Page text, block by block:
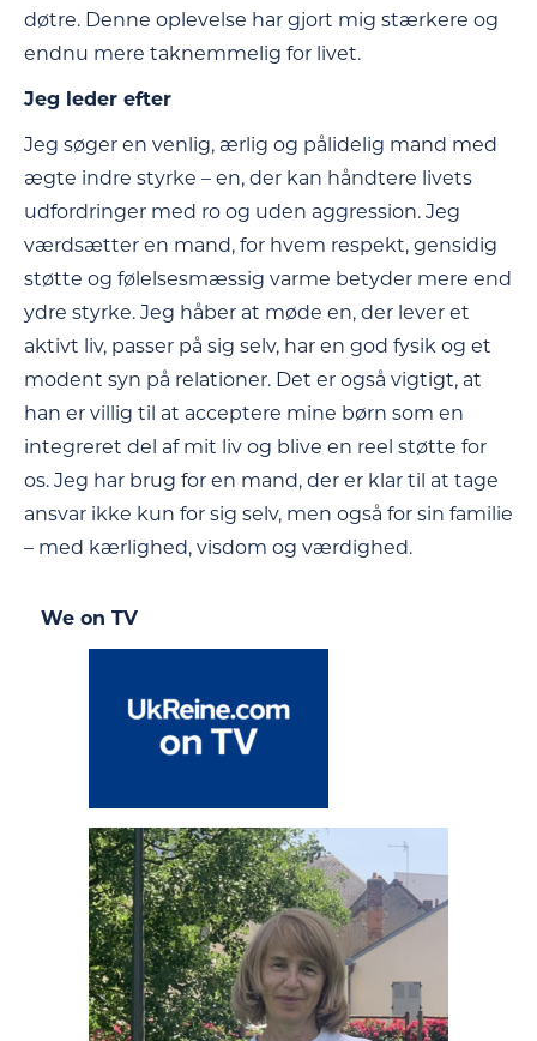
døtre. Denne oplevelse har gjort mig stærkere og
endnu mere taknemmelig for livet.
Jeg leder efter
Jeg søger en venlig, ærlig og pålidelig mand med
ægte indre styrke – en, der kan håndtere livets
udfordringer med ro og uden aggression. Jeg
værdsætter en mand, for hvem respekt, gensidig
støtte og følelsesmæssig varme betyder mere end
ydre styrke. Jeg håber at møde en, der lever et
aktivt liv, passer på sig selv, har en god fysik og et
modent syn på relationer. Det er også vigtigt, at
han er villig til at acceptere mine børn som en
integreret del af mit liv og blive en reel støtte for
os. Jeg har brug for en mand, der er klar til at tage
ansvar ikke kun for sig selv, men også for sin familie
– med kærlighed, visdom og værdighed.
We on TV